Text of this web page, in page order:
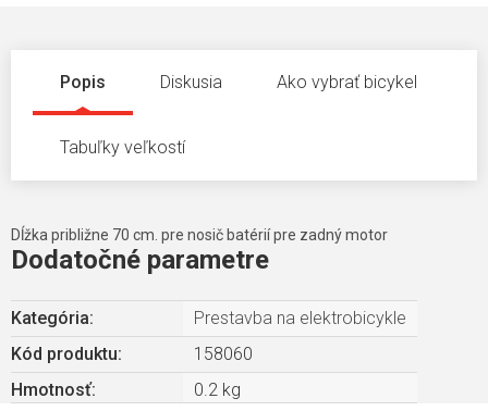
Popis Diskusia Ako vybrať bicykel
Tabuľky veľkostí
Dĺžka približne 70 cm. pre nosič batérií pre zadný motor
Dodatočné parametre
Kategória:
Prestavba na elektrobicykle
Kód produktu:
158060
Hmotnosť: 0.2 kg